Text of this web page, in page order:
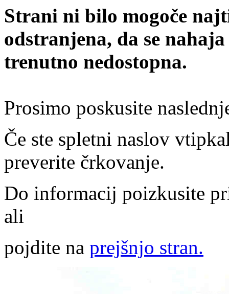
Strani ni bilo mogoče
odstranjena, da se
trenutno nedostopna.
Prosimo poskusite
Če ste spletni naslov
preverite črkovanje.
Do informacij poizkusite
ali
pojdite na prejšnjo stran.